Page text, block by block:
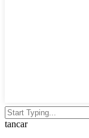
tancar